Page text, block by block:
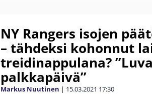
NY Rangers isojen
– tähdeksi kohonnut
treidinappulana?
palkkapäivä”
Markus Nuutinen | 15.03.2021 17:30